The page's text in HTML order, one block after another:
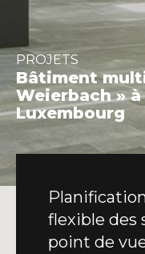
PROJETS
Bâtiment
Weierbach » à
Luxembourg
flexible des
point de